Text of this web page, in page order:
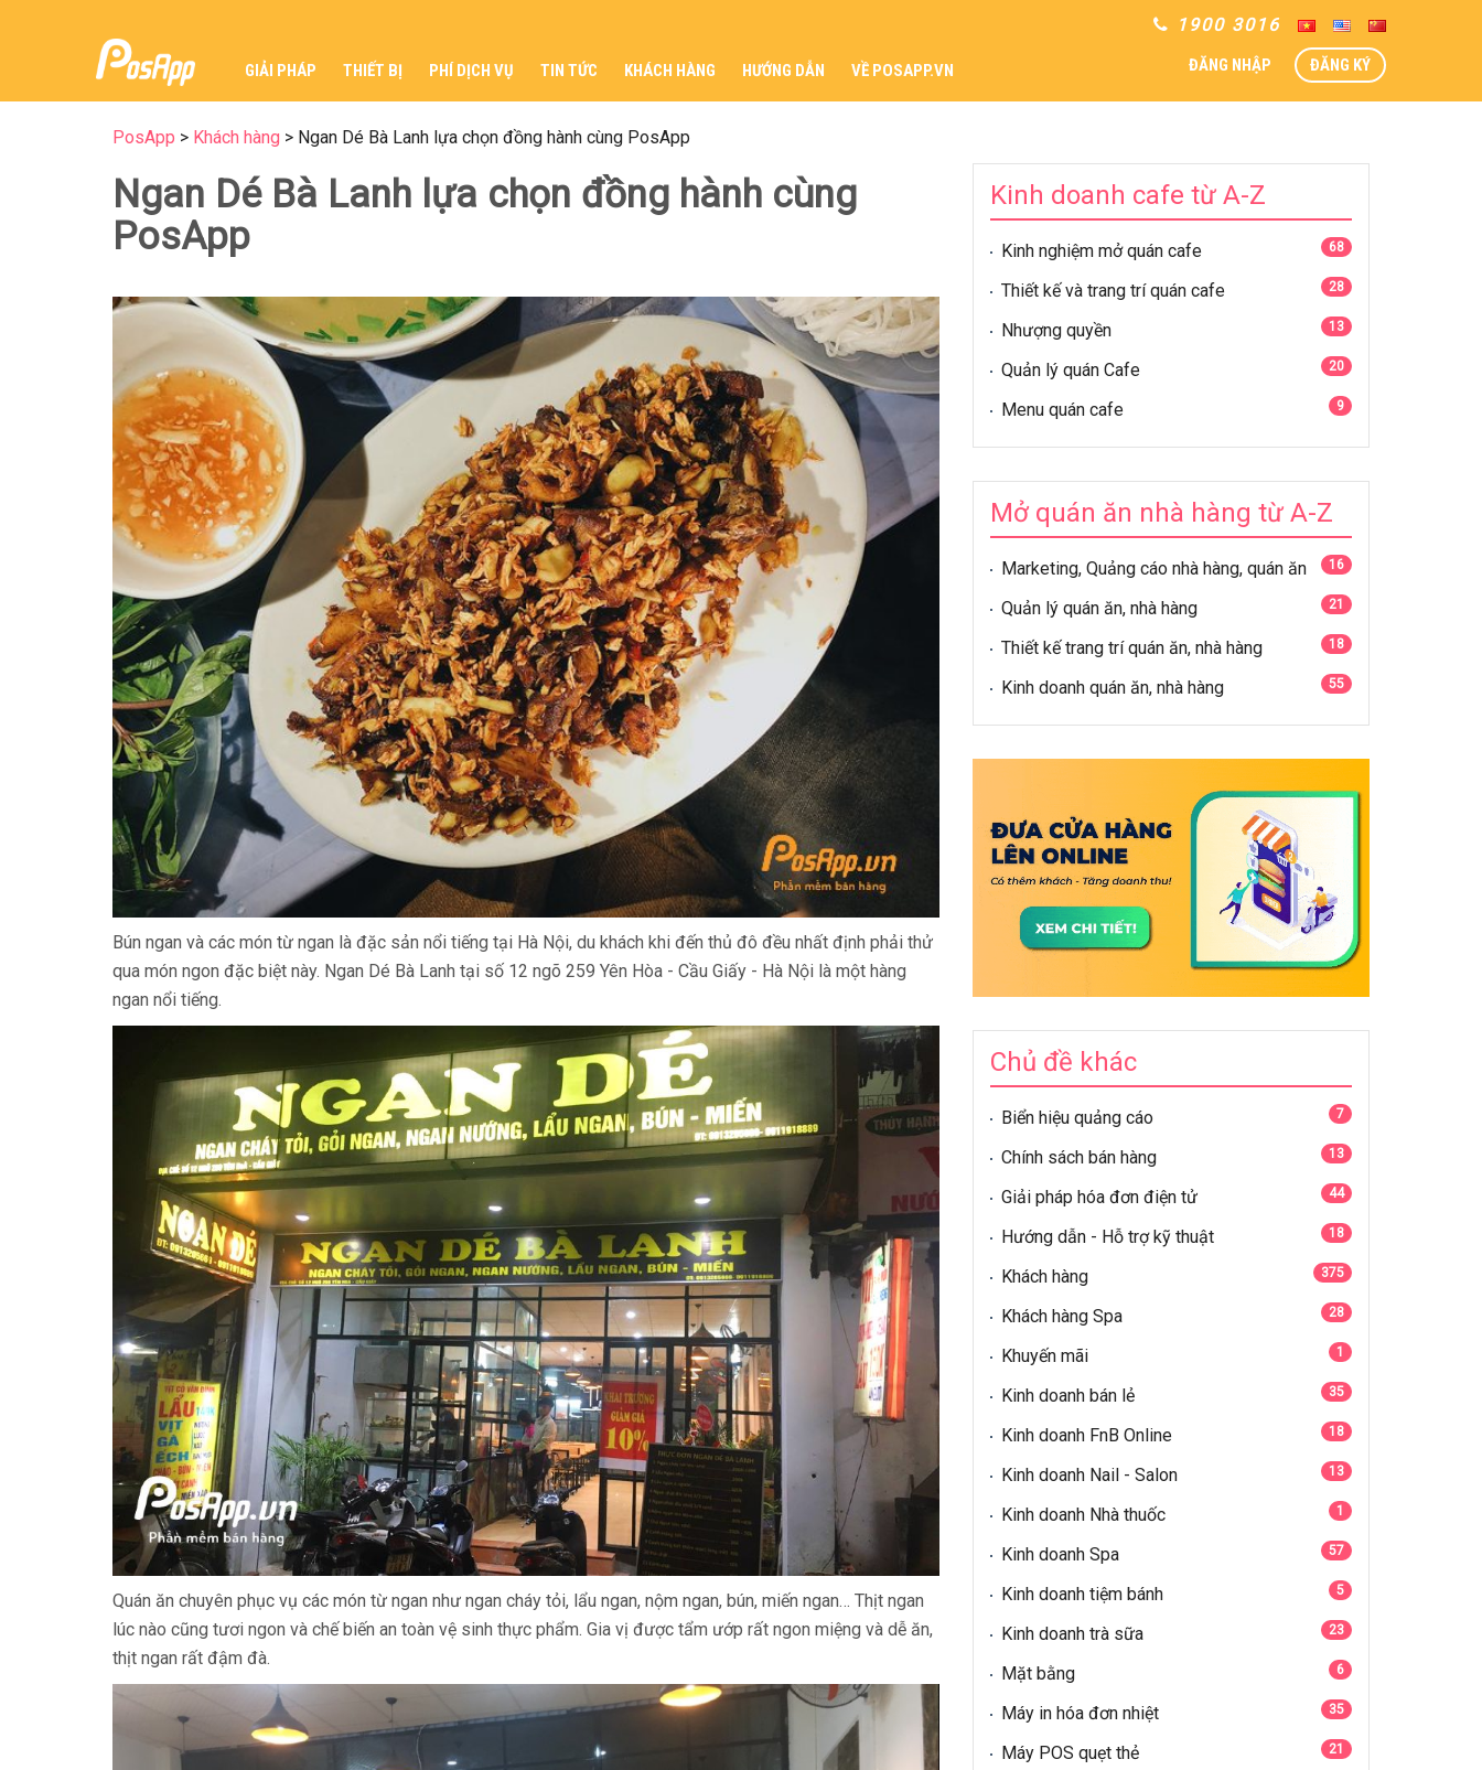
1900 3016
GIẢI PHÁP THIẾT BỊ PHÍ DỊCH VỤ TIN TỨC KHÁCH HÀNG HƯỚNG DẪN VỀ POSAPP.VN ĐĂNG NHẬP ĐĂNG KÝ
PosApp > Khách hàng > Ngan Dé Bà Lanh lựa chọn đồng hành cùng PosApp
Ngan Dé Bà Lanh lựa chọn đồng hành cùng
PosApp
Bún ngan và các món từ ngan là đặc sản nổi tiếng tại Hà Nội, du khách khi đến thủ đô đều nhất định phải thử
qua món ngon đặc biệt này. Ngan Dé Bà Lanh tại số 12 ngõ 259 Yên Hòa - Cầu Giấy - Hà Nội là một hàng
ngan nổi tiếng.
Quán ăn chuyên phục vụ các món từ ngan như ngan cháy tỏi, lẩu ngan, nộm ngan, bún, miến ngan… Thịt ngan
lúc nào cũng tươi ngon và chế biến an toàn vệ sinh thực phẩm. Gia vị được tẩm ướp rất ngon miệng và dễ ăn,
thịt ngan rất đậm đà.
Kinh doanh cafe từ A-Z
Kinh nghiệm mở quán cafe 68
Thiết kế và trang trí quán cafe 28
Nhượng quyền 13
Quản lý quán Cafe 20
Menu quán cafe 9
Mở quán ăn nhà hàng từ A-Z
Marketing, Quảng cáo nhà hàng, quán ăn 16
Quản lý quán ăn, nhà hàng 21
Thiết kế trang trí quán ăn, nhà hàng 18
Kinh doanh quán ăn, nhà hàng 55
Chủ đề khác
Biển hiệu quảng cáo 7
Chính sách bán hàng 13
Giải pháp hóa đơn điện tử 44
Hướng dẫn - Hỗ trợ kỹ thuật 18
Khách hàng 375
Khách hàng Spa 28
Khuyến mãi 1
Kinh doanh bán lẻ 35
Kinh doanh FnB Online 18
Kinh doanh Nail - Salon 13
Kinh doanh Nhà thuốc 1
Kinh doanh Spa 57
Kinh doanh tiệm bánh 5
Kinh doanh trà sữa 23
Mặt bằng 6
Máy in hóa đơn nhiệt 35
Máy POS quẹt thẻ 21